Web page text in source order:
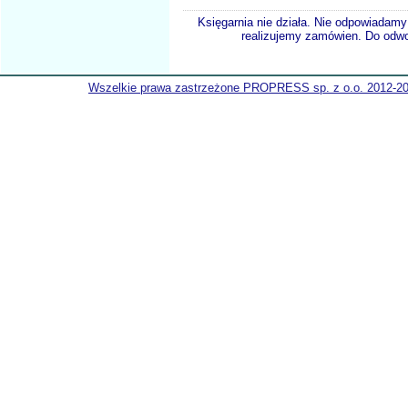
Księgarnia nie działa. Nie
realizujemy zamówien. Do
Wszelkie prawa zastrzeżone PROPRESS sp. z o.o. 2012-